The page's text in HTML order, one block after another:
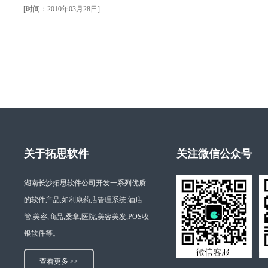
[时间：2010年03月28日]
关于拓思软件
湖南长沙拓思软件公司开发一系列优质
的软件产品,如利康药店管理系统,酒店
管,美容,商品,桑拿,医院,美容美发,POS收
银软件等。
查看更多 >>
关注微信公众号